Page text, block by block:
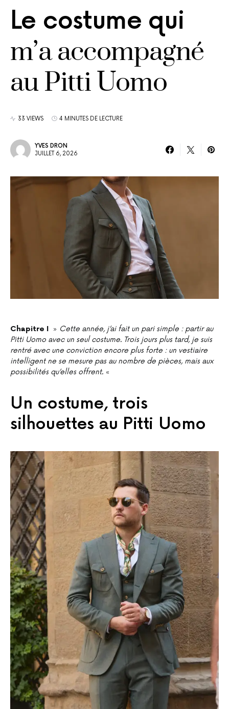
Le costume qui
m’a accompagné
au Pitti Uomo
33 VIEWS 4 MINUTES DE LECTURE
YVES DRON
JUILLET 6, 2026
Chapitre I » Cette année, j’ai fait un pari simple : partir au
Pitti Uomo avec un seul costume. Trois jours plus tard, je suis
rentré avec une conviction encore plus forte : un vestiaire
intelligent ne se mesure pas au nombre de pièces, mais aux
possibilités qu’elles offrent. «
Un costume, trois
silhouettes au Pitti Uomo